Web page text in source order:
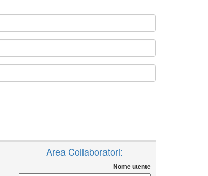
Area Collaboratori:
Nome utente